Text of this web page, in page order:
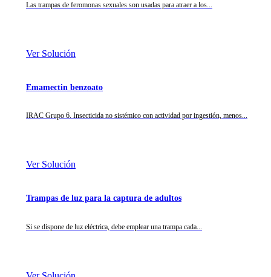
Las trampas de feromonas sexuales son usadas para atraer a los...
Ver Solución
Emamectin benzoato
IRAC Grupo 6. Insecticida no sistémico con actividad por ingestión, menos...
Ver Solución
Trampas de luz para la captura de adultos
Si se dispone de luz eléctrica, debe emplear una trampa cada...